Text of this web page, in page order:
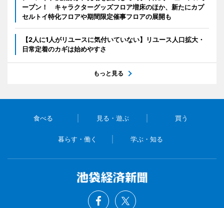
ープン！ キャラクターグッズフロア増床のほか、新たにカプ
セルトイ特化フロアや期間限定催事フロアの展開も
【2人に1人がリユースに気付いていない】リユース人口拡大・
日常定着のカギは始めやすさ
もっと見る
食べる 見る・遊ぶ 買う
暮らす・働く 学ぶ・知る